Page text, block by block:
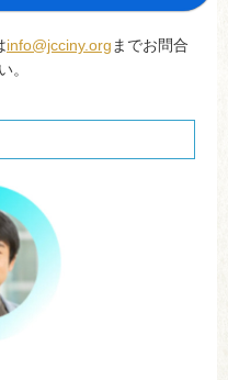
info@jcciny.orgまでお問合
。